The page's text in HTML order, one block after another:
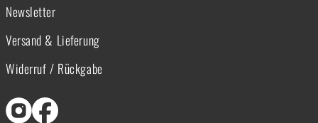
Newsletter
Versand & Lieferung
Widerruf / Rückgabe